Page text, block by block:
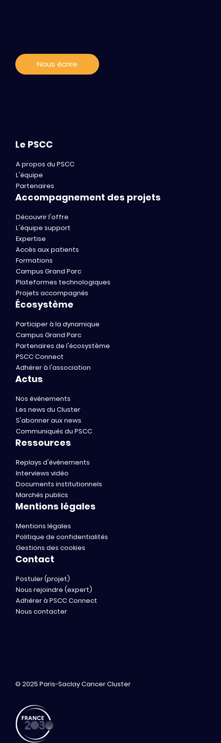
Nous écrire
Le PSCC
A propos du PSCC
L'équipe
Partenaires
Accompagnement des projets
Découvrir l'offre
L'équipe support
Expertise
Accès aux patients
Formations
Campus Grand Parc
Plateformes technologiques
Projets accompagnés
Écosystème
Participer à la dynamique
Campus Grand Parc
Partenaires de l'écosystème
PSCC Connect
Adhérer à l'association
Actus
Nos événements
Les news du Cluster
S'abonner aux news
Communiqués du PSCC
Ressources
Replays d'événements
Interviews vidéo
Documents institutionnels
Marchés publics
Mentions légales
Mentions légales
Politique de confidentialités
Gestions des cookies
Contact
Postuler (projet)
Nous rejoindre (expert)
Adhérer à PSCC Connect
Nous contacter
© 2025 Paris-Saclay Cancer Cluster